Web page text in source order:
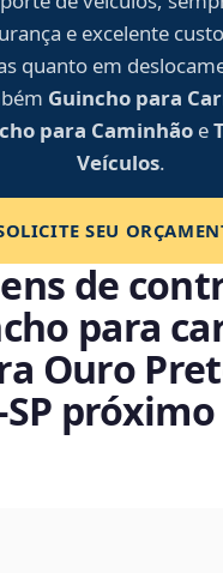
e excelente
quanto em
Guincho para
para Caminhãoe
Veículos.
SEU
de
para
Ouro